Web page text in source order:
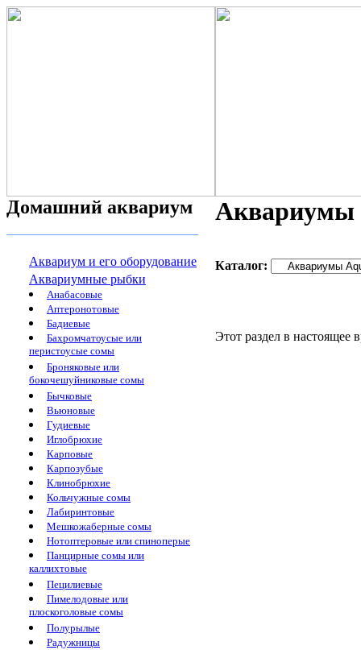
Домашний аквариум
Аквариум и его оборудование
Аквариумные рыбки
Анабасовые
Аптеронотовые
Бадиевые
Бахромчатоусые или
перистоусые сомы
Броняковые или
бокочешуйниковые сомы
Бычковые
Вьюновые
Гудиевые
Иглобрюхие
Карповые
Карпозубые
Клинобрюхие
Кольчужные сомы
Лабиринтовые
Мешкожаберные сомы
Нотоптеровые или спиноперые
Панцирные сомы или
каллихтовые
Пецилиевые
Пимелодовые или
плоскоголовые сомы
Полурылые
Радужницы
Аквариумы
Каталог:
Этот раздел в настоящее